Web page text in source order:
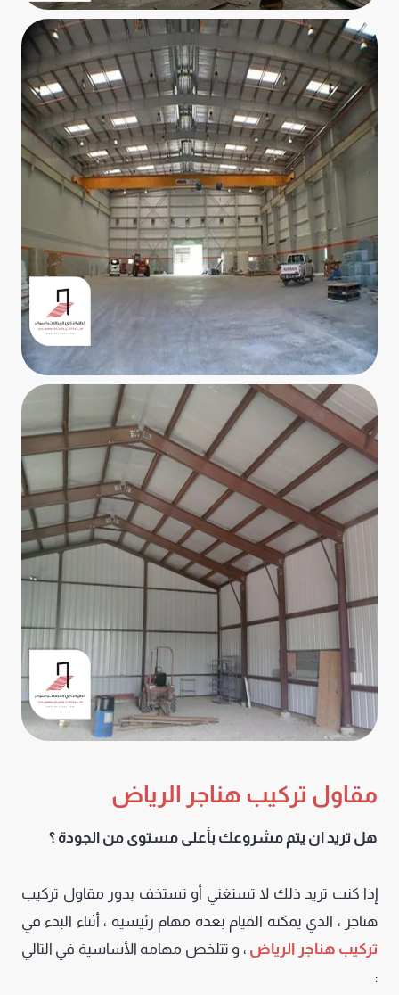
مقاول تركيب هناجر الرياض
هل تريد ان يتم مشروعك بأعلى مستوى من الجودة ؟
إذا كنت تريد ذلك لا تستغني أو تستخف بدور مقاول تركيب
هناجر ، الذي يمكنه القيام بعدة مهام رئيسية ، أثناء البدء في
تركيب هناجر الرياض ، و تتلخص مهامه الأساسية في التالي
: